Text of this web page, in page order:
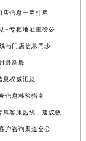
店信息一网打尽
+专柜地址重磅公
与门店信息同步
最新版
息权威汇总
信息核验指南
属客服热线，建议收
户咨询渠道全公